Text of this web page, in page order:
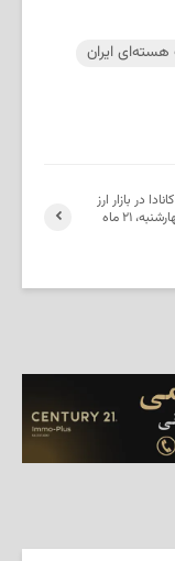
هسته‌ای ایران
در بازار ارز
مونترال، چهارشنبه، ۲۱ ماه